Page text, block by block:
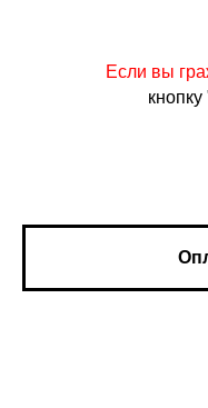
Если вы